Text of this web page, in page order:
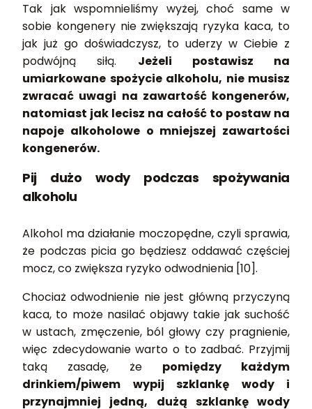
Tak jak wspomnieliśmy wyżej, choć same w
sobie kongenery nie zwiększają ryzyka kaca, to
jak już go doświadczysz, to uderzy w Ciebie z
podwójną siłą. Jeżeli postawisz na
umiarkowane spożycie alkoholu, nie musisz
zwracać uwagi na zawartość kongenerów,
natomiast jak lecisz na całość to postaw na
napoje alkoholowe o mniejszej zawartości
kongenerów.
Pij dużo wody podczas spożywania
alkoholu
Alkohol ma działanie moczopędne, czyli sprawia,
że podczas picia go będziesz oddawać częściej
mocz, co zwiększa ryzyko odwodnienia [10].
Chociaż odwodnienie nie jest główną przyczyną
kaca, to może nasilać objawy takie jak suchość
w ustach, zmęczenie, ból głowy czy pragnienie,
więc zdecydowanie warto o to zadbać. Przyjmij
taką zasadę, że pomiędzy każdym
drinkiem/piwem wypij szklankę wody i
przynajmniej jedną, dużą szklankę wody